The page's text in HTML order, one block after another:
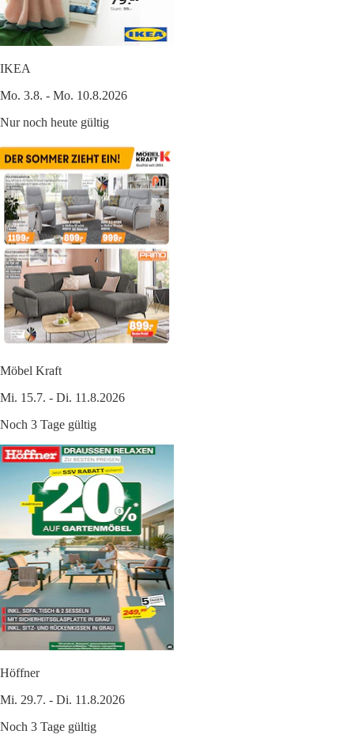
IKEA
Mo. 3.8. - Mo. 10.8.2026
Nur noch heute gültig
Möbel Kraft
Mi. 15.7. - Di. 11.8.2026
Noch 3 Tage gültig
Höffner
Mi. 29.7. - Di. 11.8.2026
Noch 3 Tage gültig